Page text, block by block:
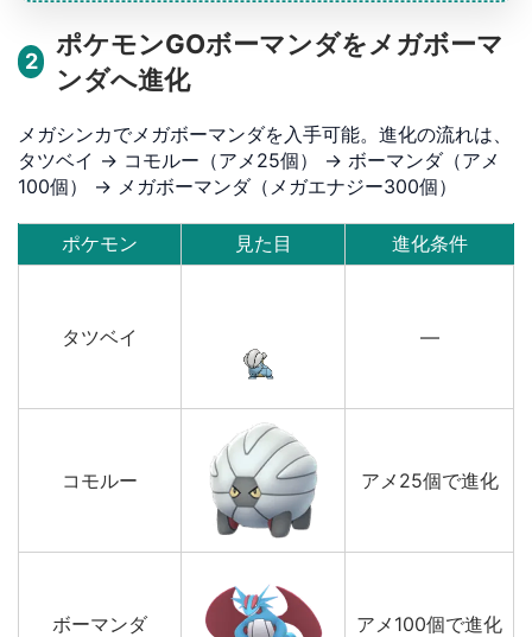
2
ポケモンGOボーマンダをメガボーマ
ンダへ進化
メガシンカでメガボーマンダを入手可能。進化の流れは、
タツベイ → コモルー（アメ25個） → ボーマンダ（アメ
100個） → メガボーマンダ（メガエナジー300個）
ポケモン 見た目 進化条件
タツベイ —
コモルー アメ25個で進化
ボーマンダ アメ100個で進化